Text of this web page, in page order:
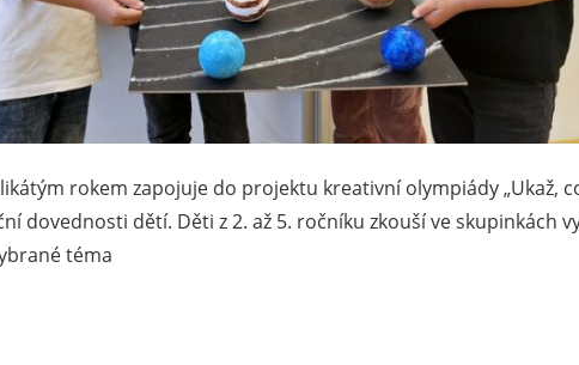
rokem zapojuje do projektu kreativní olympiády „Ukaž,
dovednosti dětí. Děti z 2. až 5. ročníku zkouší ve skupinkách
téma